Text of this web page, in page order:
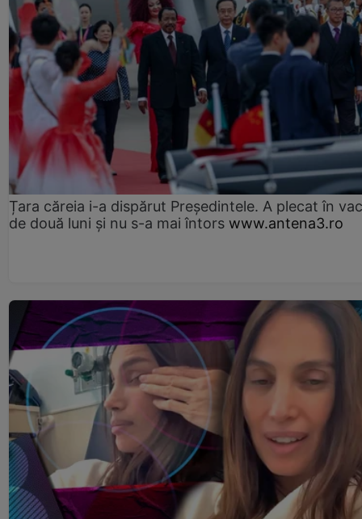
Țara căreia i-a dispărut Președintele. A plecat în
de două luni și nu s-a mai întors www.antena3.ro